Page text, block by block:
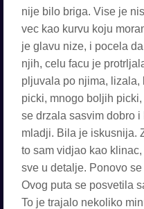
nije bilo briga. Vise je
vec kao kurvu koju
je glavu nize, i pocela
njih, celu facu je
pljuvala po njima, lizala,
picki, mnogo boljih
se drzala sasvim dobro
mladji. Bila je iskusnija.
to sam vidjao kao
sve u detalje. Ponovo
Ovog puta se posvetila
To je trajalo nekoliko